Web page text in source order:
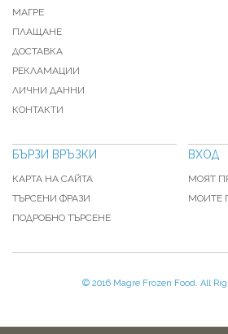
МАГРЕ
ПЛАЩАНЕ
ДОСТАВКА
РЕКЛАМАЦИИ
ЛИЧНИ ДАННИ
КОНТАКТИ
БЪРЗИ ВРЪЗКИ
КАРТА НА САЙТА
ТЪРСЕНИ ФРАЗИ
ПОДРОБНО ТЪРСЕНЕ
ВХОД
МОЯТ
МОИТЕ
© 2016 Magre Frozen Food. All